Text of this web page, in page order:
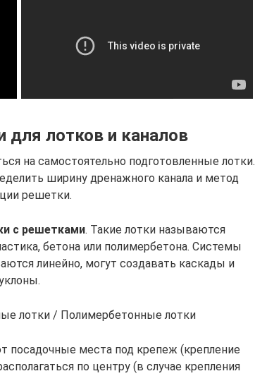
лотков и каналов
на самостоятельно подготовленные лотки.
ширину дренажного канала и метод
решетки.
с решетками. Такие лотки называются
бетона или полимербетона. Системы
линейно, могут создавать каскады и
лотки / Полимербетонные лотки
места под крепеж (крепление
по центру (в случае крепления